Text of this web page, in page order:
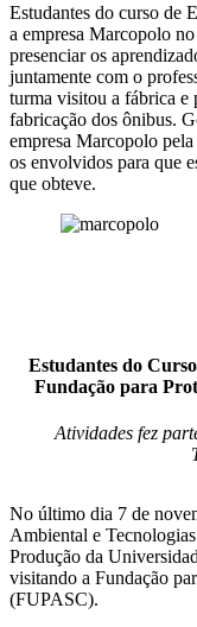
Estudantes do curso de
a empresa Marcopolo
presenciar os
juntamente com o
turma visitou a fábrica e
fabricação dos ônibus.
empresa Marcopolo
os envolvidos para que
que obteve.
Estudantes do
Fundação para
Atividades fez
No último dia 7 de
Ambiental e
Produção da
visitando a Fundação
(FUPASC).